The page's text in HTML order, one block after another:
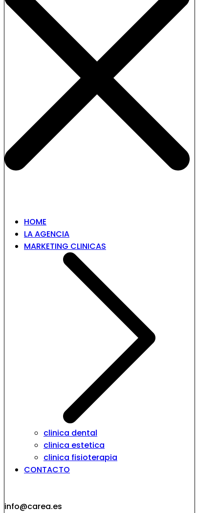
HOME
LA AGENCIA
MARKETING CLINICAS
clinica dental
clinica estetica
clinica fisioterapia
CONTACTO
info@carea.es